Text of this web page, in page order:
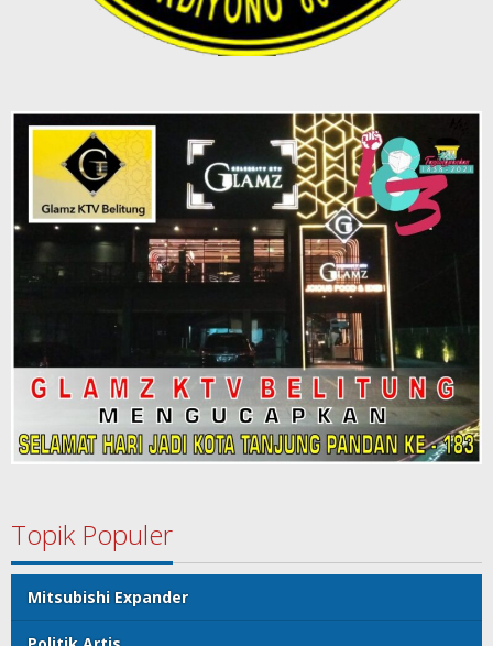
Topik Populer
Mitsubishi Expander